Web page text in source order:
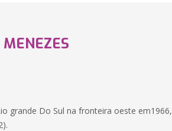
MENEZES
grande Do Sul na fronteira oeste em1966,